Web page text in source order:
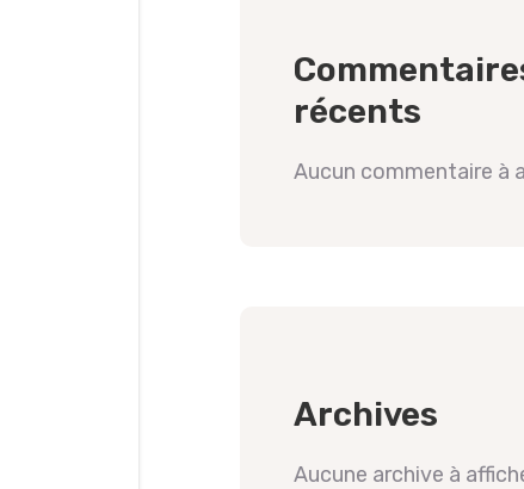
récents
Aucun commentaire à
Archives
Aucune archive à